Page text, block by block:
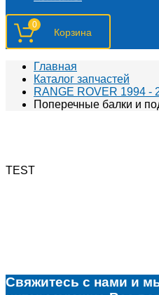
0
Главная
Каталог запчастей
RANGE ROVER 1994 -
Поперечные балки и
TEST
Свяжитесь с нами и